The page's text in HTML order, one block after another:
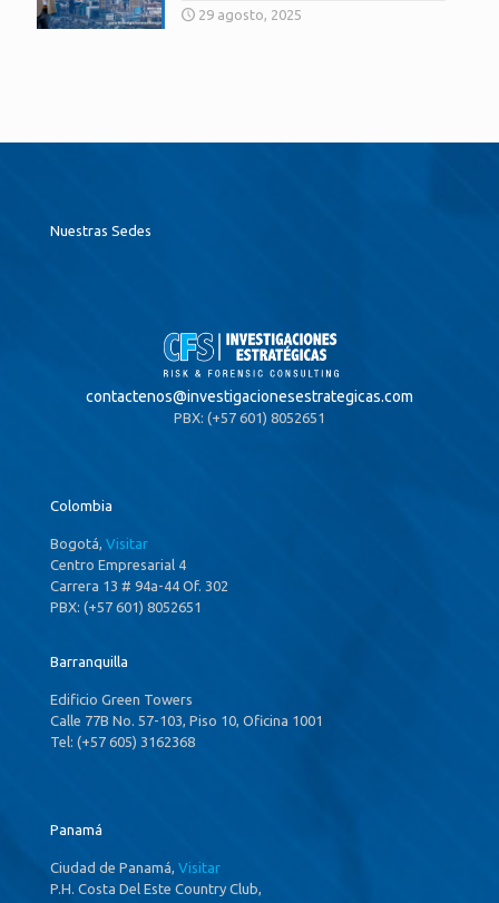
29 agosto, 2025
Nuestras Sedes
contactenos@investigacionesestrategicas.com
PBX: (+57 601) 8052651
Colombia
Bogotá, Visitar
Centro Empresarial 4
Carrera 13 # 94a-44 Of. 302
PBX: (+57 601) 8052651
Barranquilla
Edificio Green Towers
Calle 77B No. 57-103, Piso 10, Oficina 1001
Tel: (+57 605) 3162368
Panamá
Ciudad de Panamá, Visitar
P.H. Costa Del Este Country Club,